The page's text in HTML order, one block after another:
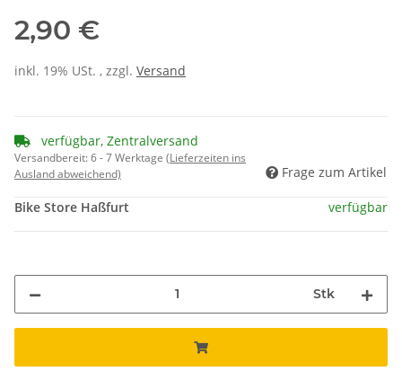
2,90 €
inkl. 19% USt. , zzgl. Versand
verfügbar, Zentralversand
Versandbereit:6 - 7 Werktage (Lieferzeiten ins
Ausland abweichend)
Frage zum Artikel
Bike Store Haßfurt verfügbar
Stk